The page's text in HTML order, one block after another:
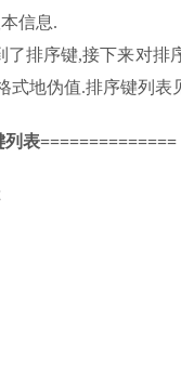
信息.
了排序键,接下来对排
式地伪值.排序键列表
表==============